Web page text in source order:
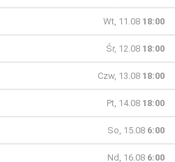
Wt, 11.08 18:00
Śr, 12.08 18:00
Czw, 13.08 18:00
Pt, 14.08 18:00
So, 15.08 6:00
Nd, 16.08 6:00